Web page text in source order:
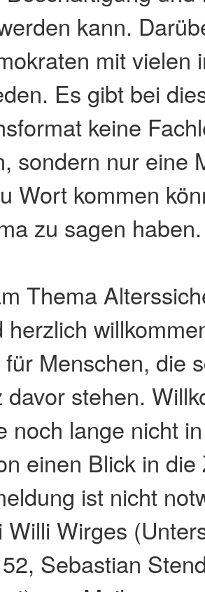
kann.
mit vielen
Es gibt bei
keine
sondern nur eine
Wort kommen
zu sagen haben.
Thema
herzlich
Menschen, die
davor stehen.
noch lange nicht
einen Blick in
ist nicht
Willi Wirges
Sebastian